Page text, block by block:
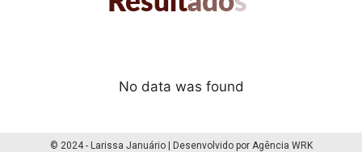
No data was found
© 2024 - Larissa Januário | Desenvolvido por Agência WRK